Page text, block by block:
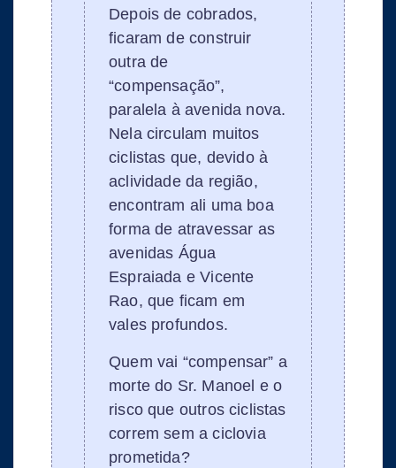
Depois de cobrados,
ficaram de construir
outra de
“compensação”,
paralela à avenida nova.
Nela circulam muitos
ciclistas que, devido à
aclividade da região,
encontram ali uma boa
forma de atravessar as
avenidas Água
Espraiada e Vicente
Rao, que ficam em
vales profundos.
Quem vai “compensar” a
morte do Sr. Manoel e o
risco que outros ciclistas
correm sem a ciclovia
prometida?